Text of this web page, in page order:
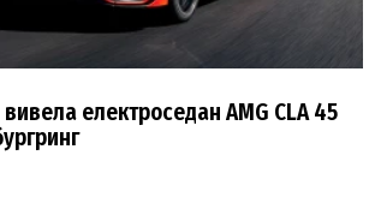
електроседан AMG CLA 45